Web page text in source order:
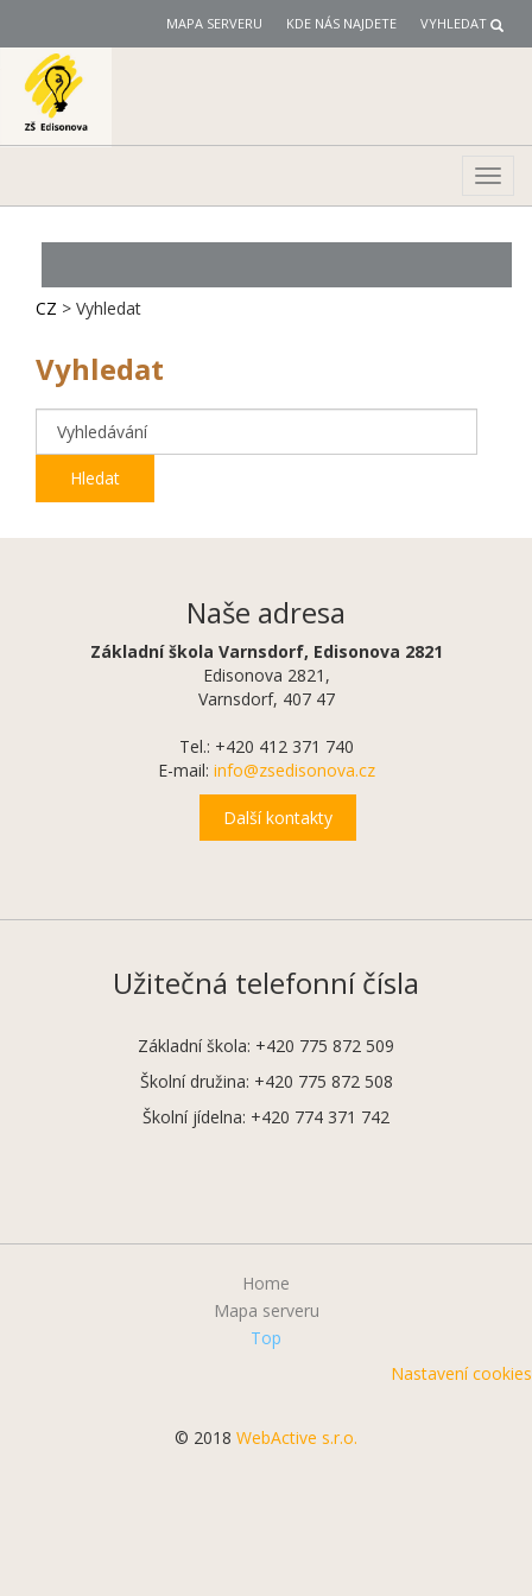
MAPA SERVERU KDE NÁS NAJDETE VYHLEDAT
CZ > Vyhledat
Vyhledat
Naše adresa
Základní škola Varnsdorf, Edisonova 2821
Edisonova 2821,
Varnsdorf, 407 47
Tel.: +420 412 371 740
E-mail: info@zsedisonova.cz
Další kontakty
Užitečná telefonní čísla
Základní škola: +420 775 872 509
Školní družina: +420 775 872 508
Školní jídelna: +420 774 371 742
Home
Mapa serveru
Top
Nastavení cookies
© 2018 WebActive s.r.o.